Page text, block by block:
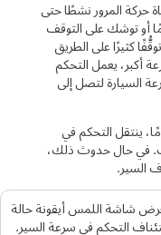
المرورنشطًا حتى
توشك على التوقف
على الطريق
يعملالتحكم
لتصل إلى
التحكم في
حال حدوث ذلك،
شاشة اللمسأيقونة حالة
التحكم في سرعة السير.